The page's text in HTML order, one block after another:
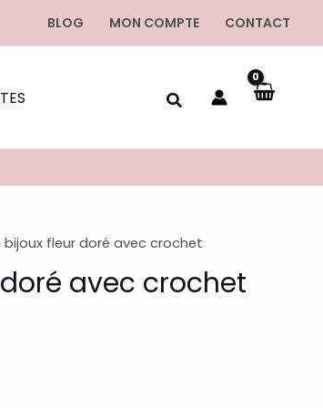
BLOG MON COMPTE CONTACT
bijoux fleur doré avec crochet
avec crochet